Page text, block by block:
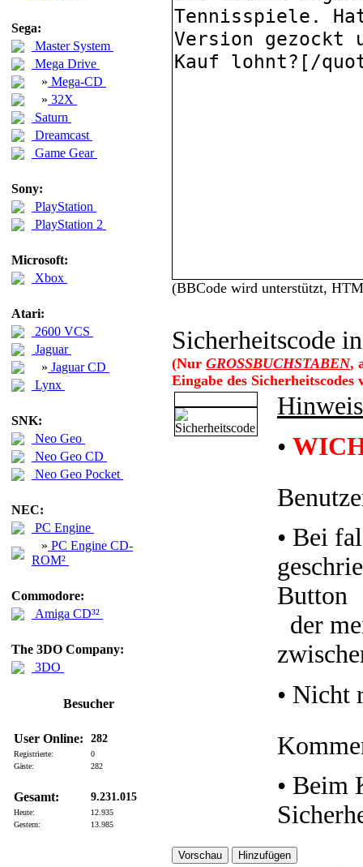
Sega:
Master System
Mega Drive
» Mega-CD
» 32X
Saturn
Dreamcast
Game Gear
Sony:
PlayStation
PlayStation 2
Microsoft:
Xbox
Atari:
2600 VCS
Jaguar
» Jaguar CD
Lynx
SNK:
Neo Geo
Neo Geo CD
Neo Geo Pocket
NEC:
PC Engine
» PC Engine CD-
ROM²
Commodore:
Amiga CD³²
The 3DO Company:
3DO
Besucher
User Online: 282
Registrierte:
0
Gäste:
282
Gesamt: 9.231.015
Heute:
12.935
Gestern:
13.985
(BBCode wird unterstützt,
Sicherheitscode
(Nur GROSSBUCHSTABEN,
Eingabe des Sicherheitscodes
•
• Bei
Button
der
• Nicht
• Beim